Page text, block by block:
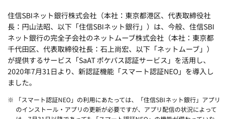
住信SBIネット銀行株式会社（本社：東京都港区、代表取締役社
長：円山法昭、以下「住信SBIネット銀行」）は、今般、住信SBI
ネット銀行の完全子会社のネットムーブ株式会社（本社：東京都
千代田区、代表取締役社長：石上尚宏、以下「ネットムーブ」）
が提供するサービス「SaAT ポケパス認証サービス」を活用し、
2020年7月31日より、新認証機能「スマート認証NEO」を導入し
ました。
※ 「スマート認証NEO」の利用にあたっては、「住信SBIネット銀行」アプリ
のインストール・アプリの更新が必要ですが、アプリ配信の状況によって